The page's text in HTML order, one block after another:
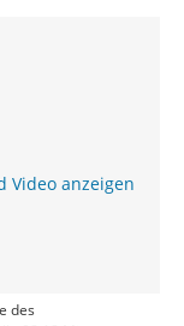
Video anzeigen
des